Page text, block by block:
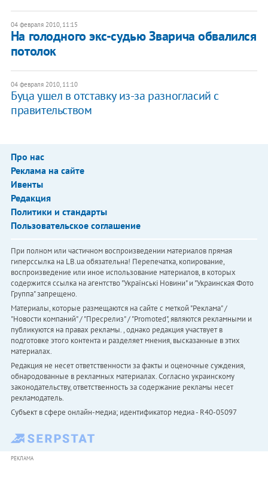
04 февраля 2010, 11:15
На голодного экс-судью Зварича обвалился
потолок
04 февраля 2010, 11:10
Буца ушел в отставку из-за разногласий с
правительством
Про нас
Реклама на сайте
Ивенты
Редакция
Политики и стандарты
Пользовательское соглашение
При полном или частичном воспроизведении материалов прямая
гиперссылка на LB.ua обязательна! Перепечатка, копирование,
воспроизведение или иное использование материалов, в которых
содержится ссылка на агентство "Українськi Новини" и "Украинская Фото
Группа" запрещено.
Материалы, которые размещаются на сайте с меткой "Реклама" /
"Новости компаний" / "Пресрелиз" / "Promoted", являются рекламными и
публикуются на правах рекламы. , однако редакция участвует в
подготовке этого контента и разделяет мнения, высказанные в этих
материалах.
Редакция не несет ответственности за факты и оценочные суждения,
обнародованные в рекламных материалах. Согласно украинскому
законодательству, ответственность за содержание рекламы несет
рекламодатель.
Субъект в сфере онлайн-медиа; идентификатор медиа - R40-05097
РЕКЛАМА